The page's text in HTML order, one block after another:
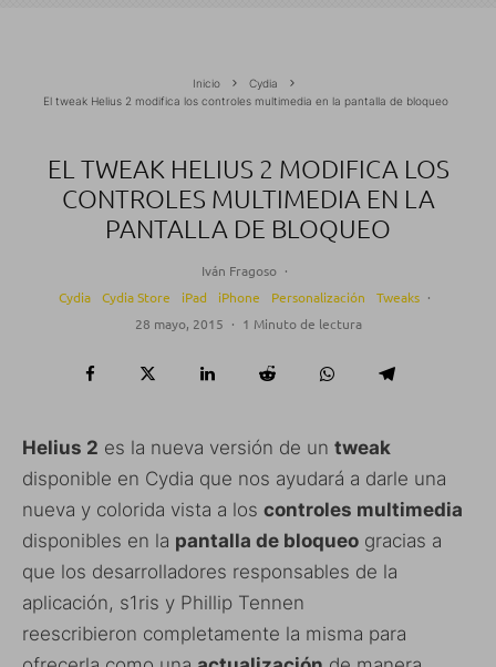
Inicio
Cydia
El tweak Helius 2 modifica los controles multimedia en la pantalla de bloqueo
EL TWEAK HELIUS 2 MODIFICA LOS
CONTROLES MULTIMEDIA EN LA
PANTALLA DE BLOQUEO
Iván Fragoso ·
Cydia
Cydia Store iPad iPhone Personalización Tweaks ·
28 mayo, 2015 · 1 Minuto de lectura
Helius 2 es la nueva versión de un tweak
disponible en Cydia que nos ayudará a darle una
nueva y colorida vista a los controles multimedia
disponibles en la pantalla de bloqueo gracias a
que los desarrolladores responsables de la
aplicación, s1ris y Phillip Tennen
reescribieron completamente la misma para